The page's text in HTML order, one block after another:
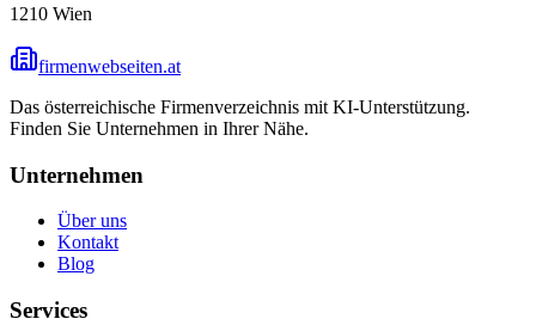
1210 Wien
firmenwebseiten.at
Das österreichische Firmenverzeichnis mit KI-Unterstützung.
Finden Sie Unternehmen in Ihrer Nähe.
Unternehmen
Über uns
Kontakt
Blog
Services